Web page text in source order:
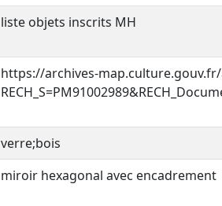
liste objets inscrits MH
https://archives-
verre;bois
miroir hexagonal avec encadrement